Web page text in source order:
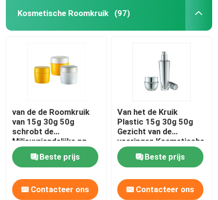
Kosmetische Roomkruik (97)
van de de Roomkruik
van 15g 30g 50g
schrobt de
Milieuvriendelijke pp
het Lichaamsboter
Kruiken Kosmetische
Kruiken
Beste prijs
Contacteer ons
Van het de Kruik
Plastic 15g 30g 50g
Gezicht van de
voeringen Kosmetische
Room de Room
Kosmetische Kruik
Beste prijs
Contacteer ons